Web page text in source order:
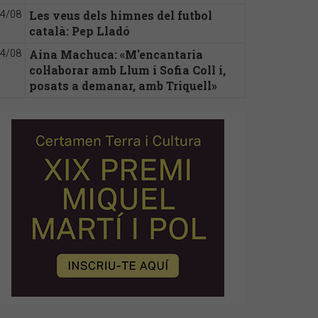
08
Les veus dels himnes del futbol
català: Pep Lladó
08
Aina Machuca: «M'encantaria
col·laborar amb Llum i Sofia Coll i,
posats a demanar, amb Triquell»